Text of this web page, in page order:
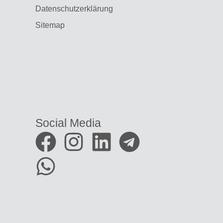
Datenschutzerklärung
Sitemap
Social Media